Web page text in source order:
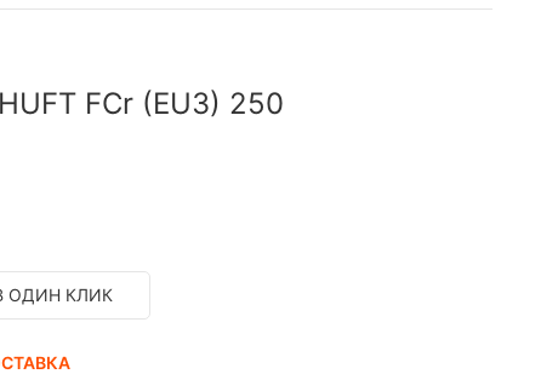
FСr (EU3) 250
ОДИН КЛИК